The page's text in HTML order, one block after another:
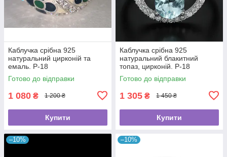
Каблучка срібна 925
натуральний цирконій та
емаль. Р-18
Готово до відправки
1 080 ₴ 1 200 ₴
Купити
Каблучка срібна 925
натуральний блакитний
топаз, цирконій. Р-18
Готово до відправки
1 305 ₴ 1 450 ₴
Купити
–10% –10%